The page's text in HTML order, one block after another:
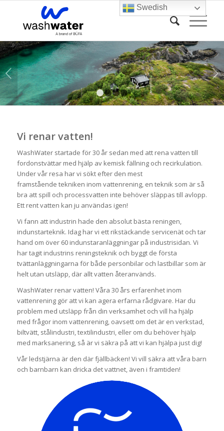
Next
1 2 3 4
Vi renar vatten!
WashWater startade för 30 år sedan med att rena vatten till
fordonstvättar med hjälp av kemisk fällning och recirkulation.
Under vår resa har vi sökt efter den mest
framstående tekniken inom vattenrening, en teknik som är så
bra att spill och processvatten inte behöver släppas till avlopp.
Ett rent vatten kan ju användas igen!
Vi fann att industrin hade den absolut bästa reningen,
indunstarteknik. Idag har vi ett rikstäckande servicenät och tar
hand om över 60 indunstaranläggningar på industrisidan. Vi
har tagit industrins reningsteknik och byggt de första
tvättanläggningarna för både personbilar och lastbillar som är
helt utan utsläpp, där allt vatten återanvänds.
WashWater renar vatten! Våra 30 års erfarenhet inom
vattenrening gör att vi kan agera erfarna rådgivare. Har du
problem med utsläpp från din verksamhet och vill ha hjälp
med frågor inom vattenrening, oavsett om det är en verkstad,
biltvätt, stålindustri, textilindustri, eller om du behöver hjälp
med marksanering, så är vi säkra på att vi kan hjälpa just dig!
Vår ledstjärna är den där fjällbäcken! Vi vill säkra att våra barn
och barnbarn kan dricka det vattnet, även i framtiden!
Swedish